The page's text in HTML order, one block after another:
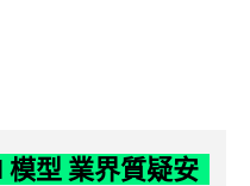
模型 業界質疑安